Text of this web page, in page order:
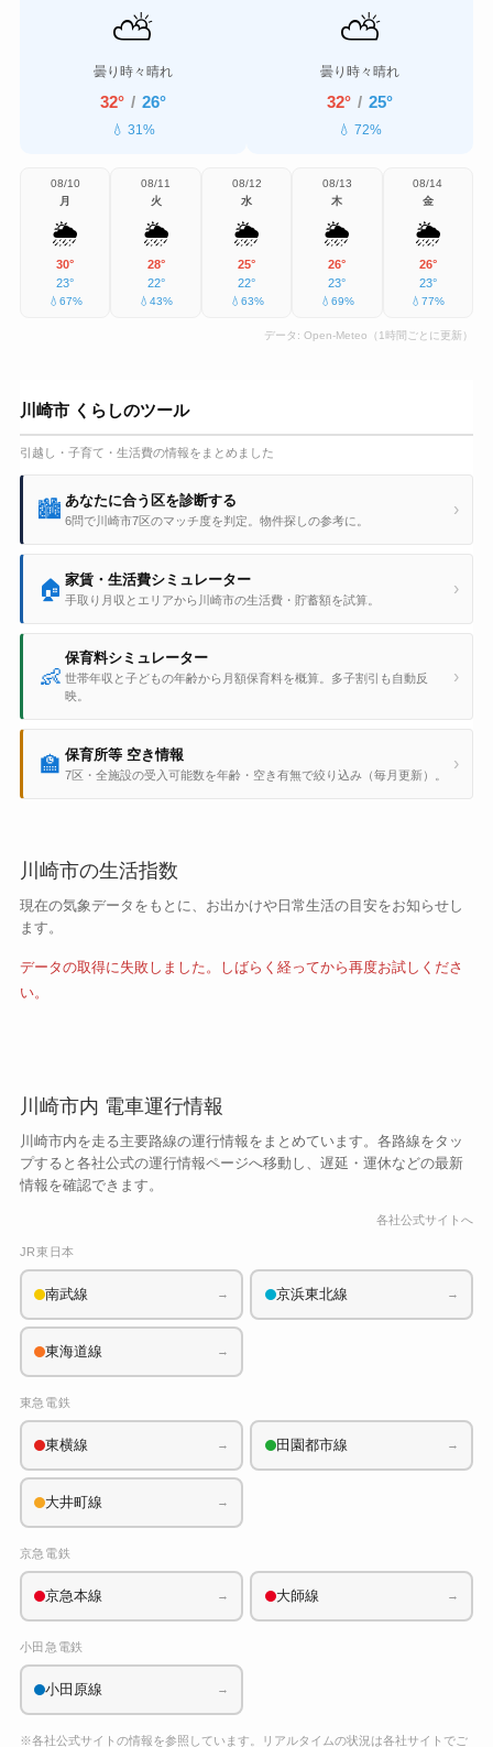
⛅
曇り時々晴れ
32° / 26°
💧 31%
⛅
曇り時々晴れ
32° / 25°
💧 72%
08/10
月
🌦️
30°
23°
💧67%
08/11
火
🌦️
28°
22°
💧43%
08/12
水
🌦️
25°
22°
💧63%
08/13
木
🌦️
26°
23°
💧69%
08/14
金
🌦️
26°
23°
💧77%
データ:Open-Meteo （1時間ごとに更新）
川崎市 くらしのツール
引越し・子育て・生活費の情報をまとめました
🏙️ あなたに合う区を診断する
6問で川崎市7区のマッチ度を判定。物件探しの参考に。
›
🏠 家賃・生活費シミュレーター
手取り月収とエリアから川崎市の生活費・貯蓄額を試算。
›
👶
保育料シミュレーター
世帯年収と子どもの年齢から月額保育料を概算。多子割引も自動反
映。
›
🏫 保育所等 空き情報
7区・全施設の受入可能数を年齢・空き有無で絞り込み（毎月更新）。
›
川崎市の生活指数
現在の気象データをもとに、お出かけや日常生活の目安をお知らせし
ます。
データの取得に失敗しました。しばらく経ってから再度お試しくださ
い。
川崎市内 電車運行情報
川崎市内を走る主要路線の運行情報をまとめています。各路線をタッ
プすると各社公式の運行情報ページへ移動し、遅延・運休などの最新
情報を確認できます。
各社公式サイトへ
JR東日本
南武線 → 京浜東北線 →
東海道線 →
東急電鉄
東横線 → 田園都市線 →
大井町線 →
京急電鉄
京急本線 → 大師線 →
小田急電鉄
小田原線 →
※各社公式サイトの情報を参照しています。リアルタイムの状況は各社サイトでご